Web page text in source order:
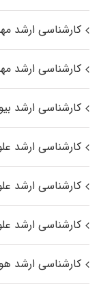
کارشناسی ارشد
کارشناسی ارشد
کارشناسی ارشد
کارشناسی ارشد
کارشناسی ارشد
کارشناسی ارشد
کارشناسی ارشد